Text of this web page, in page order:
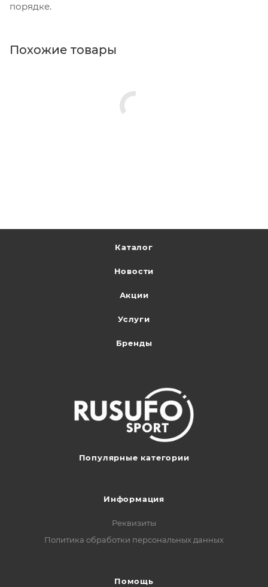
порядке.
Похожие товары
Каталог
Новости
Акции
Услуги
Бренды
Популярные категории
Информация
Реквизиты
Политика обработки персональных данных
Помощь